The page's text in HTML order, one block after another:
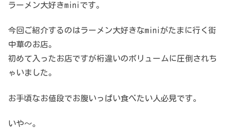
ラーメン大好きminiです。
今回ご紹介するのはラーメン大好きなminiがたまに行く街
中華のお店。
初めて入ったお店ですが桁違いのボリュームに圧倒されち
ゃいました。
お手頃なお値段でお腹いっぱい食べたい人必見です。
いや～。